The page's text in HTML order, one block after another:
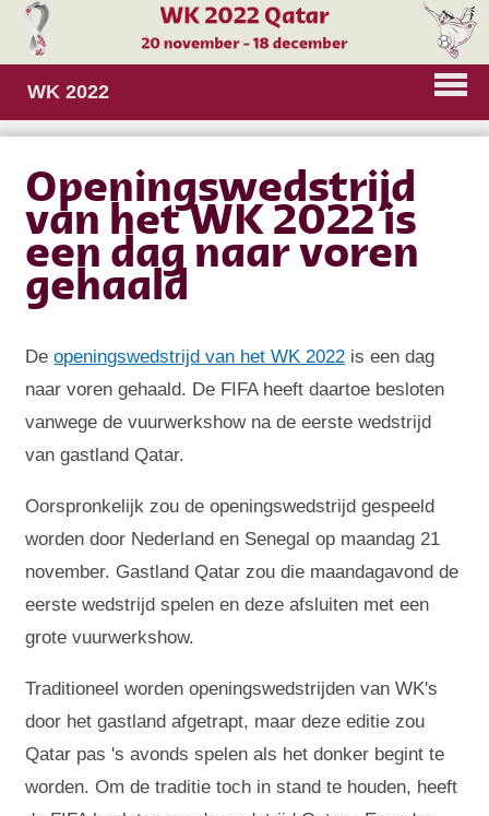
WK 2022
Openingswedstrijd
van het WK 2022 is
een dag naar voren
gehaald
Deopeningswedstrijd van het WK 2022 is een dag
naar voren gehaald. De FIFA heeft daartoe besloten
vanwege de vuurwerkshow na de eerste wedstrijd
van gastland Qatar.
Oorspronkelijk zou de openingswedstrijd gespeeld
worden door Nederland en Senegal op maandag 21
november. Gastland Qatar zou die maandagavond de
eerste wedstrijd spelen en deze afsluiten met een
grote vuurwerkshow.
Traditioneel worden openingswedstrijden van WK's
door het gastland afgetrapt, maar deze editie zou
Qatar pas 's avonds spelen als het donker begint te
worden. Om de traditie toch in stand te houden, heeft